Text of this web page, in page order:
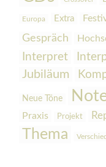
Europa Extra
Gespräch
Interpret
Jubiläum
Neue Töne
Praxis Projekt
Thema